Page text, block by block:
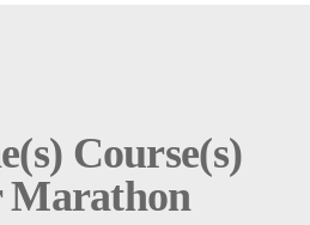
Course(s)
Marathon